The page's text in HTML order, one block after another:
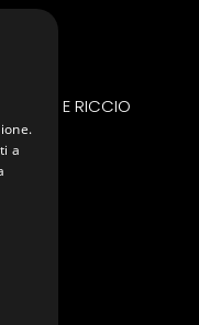
LARGA E RICCIO
a